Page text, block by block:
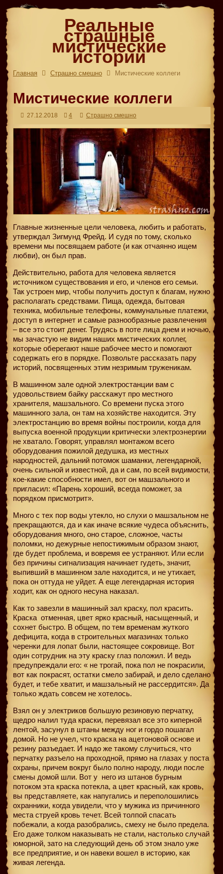
Реальные
страшные
мистические
истории
Главная Страшно смешно Мистические коллеги
Мистические коллеги
27.12.2018 4 Страшно смешно
Главные жизненные цели человека, любить и работать,
утверждал Зигмунд Фрейд. И судя по тому, сколько
времени мы посвящаем работе (и как отчаянно ищем
любви), он был прав.
Действительно, работа для человека является
источником существования и его, и членов его семьи.
Так устроен мир, чтобы получить доступ к благам, нужно
располагать средствами. Пища, одежда, бытовая
техника, мобильные телефоны, коммунальные платежи,
доступ в интернет и самые разнообразные развлечения
– все это стоит денег. Трудясь в поте лица днем и ночью,
мы зачастую не видим наших мистических коллег,
которые оберегают наше рабочее место и помогают
содержать его в порядке. Позвольте рассказать пару
историй, посвященных этим незримым труженикам.
В машинном зале одной электростанции вам с
удовольствием байку расскажут про местного
хранителя, машзального. Со времени пуска этого
машинного зала, он там на хозяйстве находится. Эту
электростанцию во время войны построили, когда для
выпуска военной продукции критически электроэнергии
не хватало. Говорят, управлял монтажом всего
оборудования пожилой дедушка, из местных
народностей, дальний потомок шаманки, легендарной,
очень сильной и известной, да и сам, по всей видимости,
кое-какие способности имел, вот он машзального и
пригласил: «Парень хороший, всегда поможет, за
порядком присмотрит».
Много с тех пор воды утекло, но слухи о машзальном не
прекращаются, да и как иначе всякие чудеса объяснить,
оборудования много, оно старое, сложное, часты
поломки, но дежурные непостижимым образом знают,
где будет проблема, и вовремя ее устраняют. Или если
без причины сигнализация начинает гудеть, значит,
выпивший в машинном зале находится, и не утихает,
пока он оттуда не уйдет. А еще легендарная история
ходит, как он одного несуна наказал.
Как то завезли в машинный зал краску, пол красить.
Краска отменная, цвет ярко красный, насыщенный, и
сохнет быстро. В общем, по тем временам жуткого
дефицита, когда в строительных магазинах только
черенки для лопат были, настоящее сокровище. Вот
один сотрудник на эту краску глаз положил. И ведь
предупреждали его: « не трогай, пока пол не покрасили,
вот как покрасят, остатки смело забирай, и дело сделано
будет, и тебе хватит, и машзальный не рассердится». Да
только ждать совсем не хотелось.
Взял он у электриков большую резиновую перчатку,
щедро налил туда краски, перевязал все это киперной
лентой, засунул в штаны между ног и гордо пошагал
домой. Но не учел, что краска на ацетоновой основе и
резину разъедает. И надо же такому случиться, что
перчатку разъело на проходной, прямо на глазах у поста
охраны, причем вокруг было полно народу, люди после
смены домой шли. Вот у него из штанов бурным
потоком эта краска потекла, а цвет красный, как кровь,
вы представляете, как напугались и переполошились
охранники, когда увидели, что у мужика из причинного
места струей кровь течет. Всей толпой спасать
побежали, а когда разобрались, смеху не было предела.
Его даже толком наказывать не стали, настолько случай
юморной, зато на следующий день об этом знало уже
все предприятие, и он навеки вошел в историю, как
живая легенда.